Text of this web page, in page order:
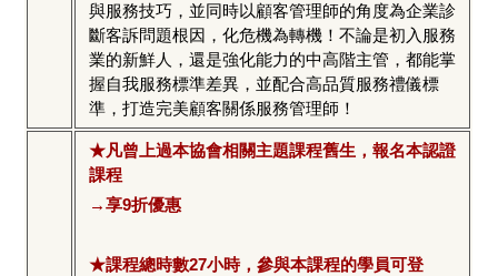
與服務技巧，並同時以顧客管理師的角度為企業診
斷客訴問題根因，化危機為轉機！不論是初入服務
業的新鮮人，還是強化能力的中高階主管，都能掌
握自我服務標準差異，並配合高品質服務禮儀標
準，打造完美顧客關係服務管理師！
★凡曾上過本協會相關主題課程舊生，報名本認證
課程
→享9折優惠
★課程總時數27小時，參與本課程的學員可登